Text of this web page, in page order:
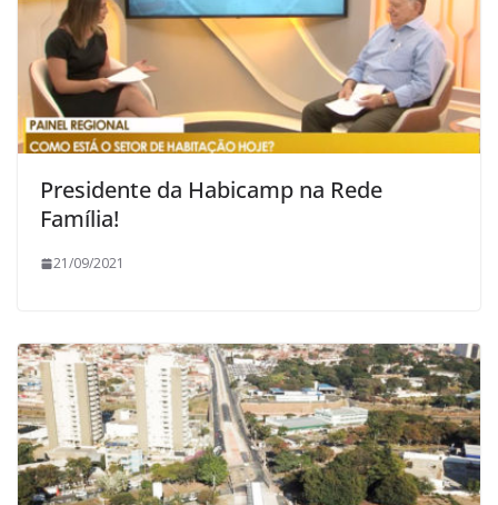
Presidente da Habicamp na Rede
Família!
21/09/2021